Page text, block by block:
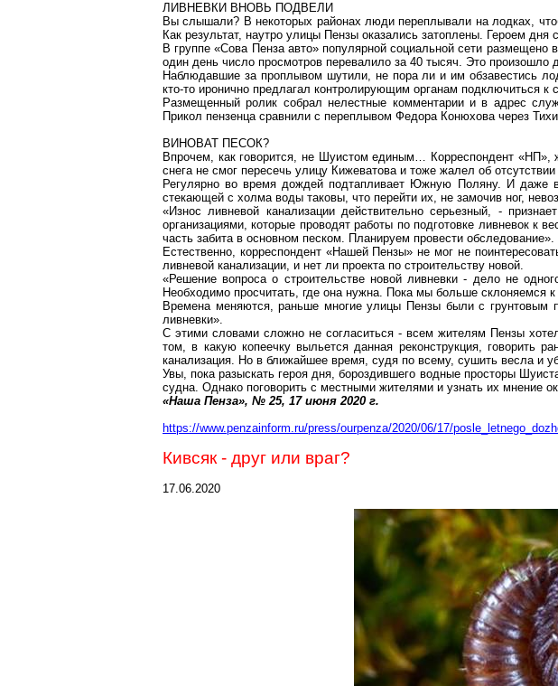
ЛИВНЕВКИ ВНОВЬ ПОДВЕЛИ
Вы слышали? В некоторых районах люди переплывали на лодках,
Как результат, наутро улицы Пензы оказались затоплены. Героем дня
В группе «Сова Пенза авто» популярной социальной сети размещено
один день число просмотров перевалило за 40 тысяч. Это произошло
Наблюдавшие за проплывом шутили, не пора ли и им обзавестись
кто-то иронично предлагал контролирующим органам подключиться к
Размещенный ролик собрал нелестные комментарии и в адрес
Прикол пензенцасравнили с переплывом Федора Конюхова через
ВИНОВАТ ПЕСОК?
Впрочем, как говорится, не Шуистом единым… Корреспондент «НП»,
снега не смог пересечь улицу Кижеватоваи тоже жалел об
Регулярно во время дождей подтапливает Южную Поляну. И даже
стекающей с холма воды таковы, что перейти их, не замочив ног,
«Износ ливневой канализации действительно серьезный, -
организациями, которые проводят работы по подготовке ливневокк
часть забита в основном песком. Планируем провести обследование».
Естественно, корреспондент «Нашей Пензы» не мог не
ливневой канализации, и нет ли проекта по строительству новой.
«Решение вопроса о строительстве новой ливневки - дело не
Необходимо просчитать, где она нужна. Пока мы больше склоняемся
Времена меняются, раньше многие улицы Пензы были с грунтовым
ливневки».
С этими словами сложно не согласиться - всем жителям Пензы
том, в какую копеечку выльется данная реконструкция, говорить
канализация. Но в ближайшее время, судя по всему, сушить весла и
Увы, пока разыскать героя дня, бороздившего водные просторы
судна. Однако поговорить с местными жителями и узнать их мнение
«Наша Пенза», № 25, 17 июня2020 г.
https://www.penzainform.ru/press/ourpenza/2020/06/17/
Кивсяк - друг или враг?
17.06.2020